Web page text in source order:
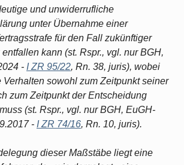
und unwiderrufliche
unter Übernahme einer
für den Fall zukünftiger
kann (st. Rspr., vgl. nur BGH,
- I ZR 95/22, Rn. 38, juris), wobei
Verhalten sowohl zum Zeitpunkt seiner
zum Zeitpunkt der Entscheidung
(st. Rspr., vgl. nur BGH, EuGH-
- I ZR 74/16, Rn. 10, juris).
dieser Maßstäbe liegt eine